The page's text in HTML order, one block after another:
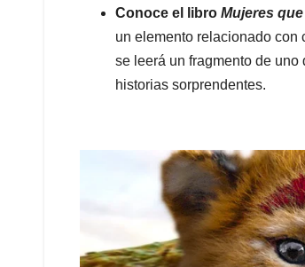
Conoce el libro Mujeres
un elemento relacionado
se leerá un fragmento de
historias sorprendentes.